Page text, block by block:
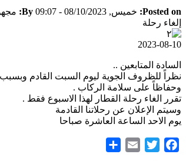
Posted on: خميس, 08/10/2023 - 09:07 By:
إلغاء رحلة
2023-08-10
السادة المتابعين ..
نظراً للظروف الجوية ليوم السبت القادم وبسبب
وحفاظاً على سلامة الركاب .
تقرر الغاء رحلة القطار لهذا الاسبوع فقط .
وسيتم الإعلان عن رحلاتنا القادمة
يوم الاحد الساعة العاشرة صباحا
Facebook
Twitter
Email